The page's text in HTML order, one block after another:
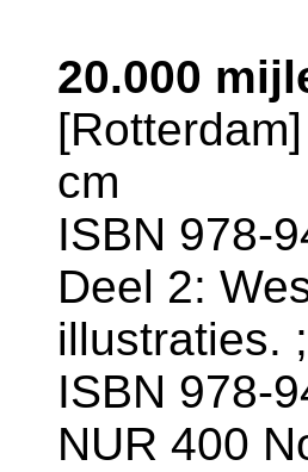
20.000
cm
ISBN 978-
Deel 2:
illustraties.
ISBN 978-
NUR 400